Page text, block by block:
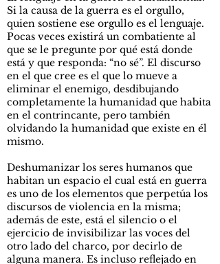
Si la causa de la guerra es el orgullo,
quien sostiene ese orgullo es el lenguaje.
Pocas veces existirá un combatiente al
que se le pregunte por qué está donde
está y que responda: “no sé”. El discurso
en el que cree es el que lo mueve a
eliminar el enemigo, desdibujando
completamente la humanidad que habita
en el contrincante, pero también
olvidando la humanidad que existe en él
mismo.
Deshumanizar los seres humanos que
habitan un espacio el cual está en guerra
es uno de los elementos que perpetúa los
discursos de violencia en la misma;
además de este, está el silencio o el
ejercicio de invisibilizar las voces del
otro lado del charco, por decirlo de
alguna manera. Es incluso reflejado en